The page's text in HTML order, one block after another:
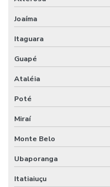
Joaíma
Itaguara
Guapé
Ataléia
Poté
Miraí
Monte Belo
Ubaporanga
Itatiaiuçu